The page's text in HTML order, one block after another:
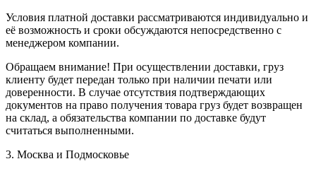
Условия платной доставки рассматриваются индивидуально и
её возможность и сроки обсуждаются непосредственно с
менеджером компании.
Обращаем внимание! При осуществлении доставки, груз
клиенту будет передан только при наличии печати или
доверенности. В случае отсутствия подтверждающих
документов на право получения товара груз будет возвращен
на склад, а обязательства компании по доставке будут
считаться выполненными.
3. Москва и Подмосковье